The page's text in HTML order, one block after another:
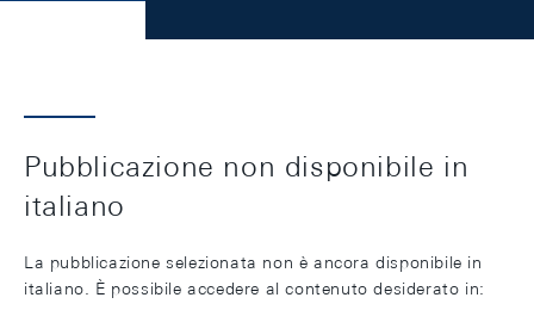
Pubblicazione non disponibile in
italiano
La pubblicazione selezionata non è ancora disponibile in
italiano. È possibile accedere al contenuto desiderato in: